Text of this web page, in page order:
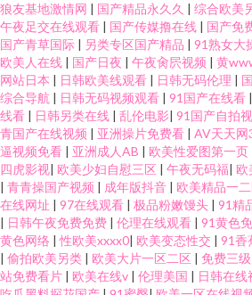
狼友基地激情网 | 国产精品永久久 | 综合欧美
午夜足交在线观看 | 国产传媒撸在线 | 国产免
国产青草国际 | 另类专区国产精品 | 91熟女大
欧美人在线 | 国产日夜 | 午夜肏屄视频 | 黄
网站日本 | 日韩欧美线观看 | 日韩无码伦理 |
综合导航 | 日韩无码视频观看 | 91国产在线看 |
线看 | 日韩另类在线 | 乱伦电影| 91国产自拍
青国产在线视频 | 亚洲操片免费看 | AV天天网
逼视频免看 | 亚洲成人AB | 欧美性爱图第一页
四虎影视| 欧美少妇自慰三区 | 午夜无码福| 欧
| 青青操国产视频 | 成年版抖音 | 欧美精品一
在线网址 | 97在线观看 | 极品粉嫩馒头 | 91精
| 日韩午夜免费免费 | 伦理在线观看 | 91黄色
黄色网络 |性欧美xxxx0| 欧美变态性交 | 91香
| 偷拍欧美另类 | 欧美大片一区二区 | 免费三
站免费看片 | 欧美在线v | 伦理美国 | 日韩在线